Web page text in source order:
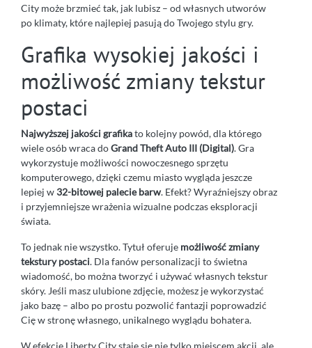
City może brzmieć tak, jak lubisz – od własnych utworów
po klimaty, które najlepiej pasują do Twojego stylu gry.
Grafika wysokiej jakości i
możliwość zmiany tekstur
postaci
Najwyższej jakości grafikato kolejny powód, dla którego
wiele osób wraca doGrand Theft Auto III (Digital). Gra
wykorzystuje możliwości nowoczesnego sprzętu
komputerowego, dzięki czemu miasto wygląda jeszcze
lepiej w32-bitowej palecie barw. Efekt? Wyraźniejszy obraz
i przyjemniejsze wrażenia wizualne podczas eksploracji
świata.
To jednak nie wszystko. Tytuł oferuje możliwość zmiany
tekstury postaci. Dla fanów personalizacji to świetna
wiadomość, bo można tworzyć i używać własnych tekstur
skóry. Jeśli masz ulubione zdjęcie, możesz je wykorzystać
jako bazę – albo po prostu pozwolić fantazji poprowadzić
Cię w stronę własnego, unikalnego wyglądu bohatera.
W efekcie Liberty City staje się nie tylko miejscem akcji, ale